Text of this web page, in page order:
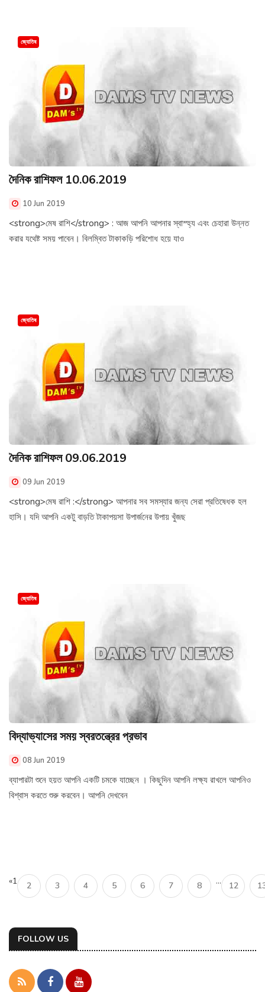
জ্যোতিষ
দৈনিক রাশিফল 10.06.2019
10 Jun 2019
<strong>মেষ রাশি</strong> : আজ আপনি আপনার স্বাস্হ্য এবং চেহারা উন্নত
করার যথেষ্ট সময় পাবেন। বিলম্বিত টাকাকড়ি পরিশোধ হয়ে যাও
জ্যোতিষ
দৈনিক রাশিফল 09.06.2019
09 Jun 2019
<strong>মেষ রাশি :</strong> আপনার সব সমস্যার জন্য সেরা প্রতিষেধক হল
হাসি। যদি আপনি একটু বাড়তি টাকাপয়সা উপার্জনের উপায় খুঁজছ
জ্যোতিষ
বিদ্যাভ্যাসের সময় স্বরতন্ত্রের প্রভাব
08 Jun 2019
ব্যাপারটা শুনে হয়ত আপনি একটি চমকে যাচ্ছেন । কিছুদিন আপনি লক্ষ্য রাখলে আপনিও
বিশ্বাস করতে শুরু করবেন। আপনি দেখবেন
«1 2 3 4 5 6 7 8 ... 12
FOLLOW US